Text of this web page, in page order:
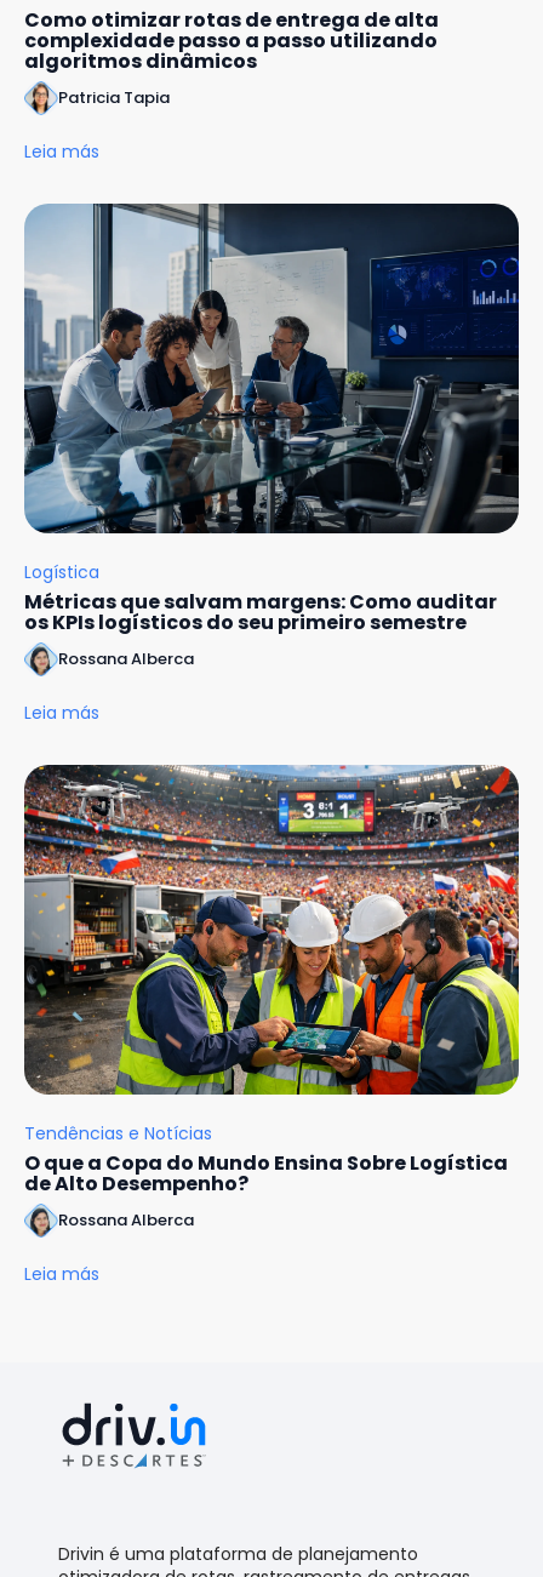
Como otimizar rotas de entrega de alta
complexidade passo a passo utilizando
algoritmos dinâmicos
Patricia Tapia
Leia más
Logística
Métricas que salvam margens: Como auditar
os KPIs logísticos do seu primeiro semestre
Rossana Alberca
Leia más
Tendências e Notícias
O que a Copa do Mundo Ensina Sobre Logística
de Alto Desempenho?
Rossana Alberca
Leia más
Drivin é uma plataforma de planejamento